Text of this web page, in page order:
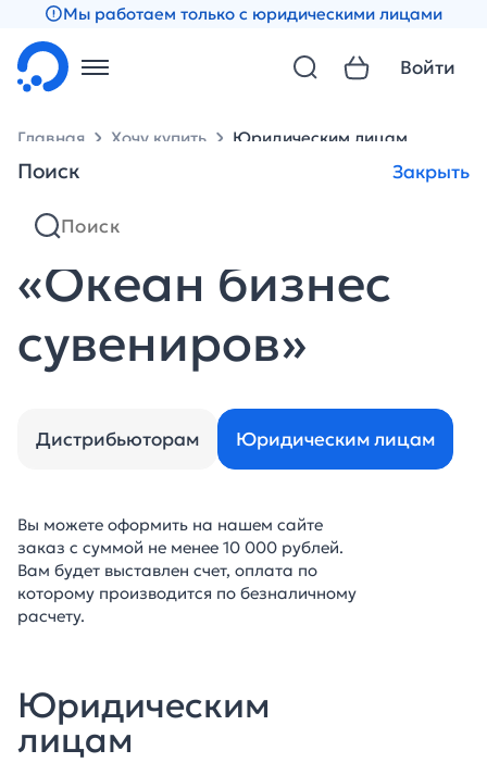
Мы работаем только с юридическими лицами
Поиск Закрыть
Войти
Главная Хочу купить Юридическим лицам
Хочу купить в
«Океан бизнес
сувениров»
Дистрибьюторам Юридическим лицам
Вы можете оформить на нашем сайте
заказ с суммой не менее 10 000 рублей.
Вам будет выставлен счет, оплата по
которому производится по безналичному
расчету.
Юридическим
лицам